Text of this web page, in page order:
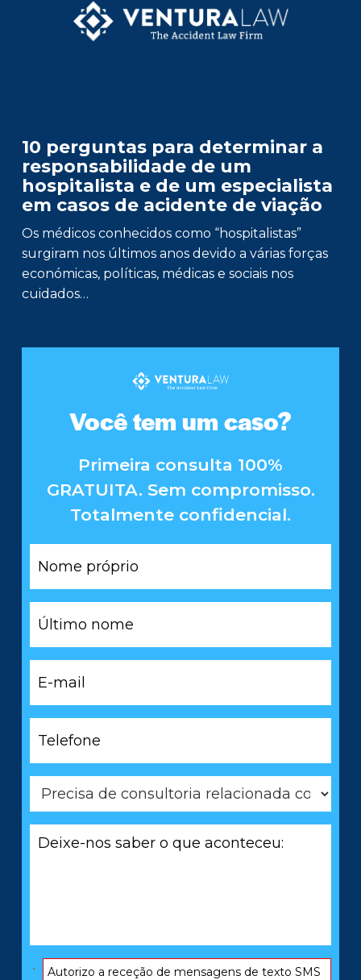
10 perguntas para determinar a
responsabilidade de um
hospitalista e de um especialista
em casos de acidente de viação
Os médicos conhecidos como “hospitalistas”
surgiram nos últimos anos devido a várias forças
económicas, políticas, médicas e sociais nos
cuidados…
Você tem um caso?
Primeira consulta 100%
GRATUITA. Sem compromisso.
Totalmente confidencial.
próprio
*
nome
*
mail
*
de
relacionada
nos
Consentimento
Autorizo ​​a receção de mensagens de texto SMS